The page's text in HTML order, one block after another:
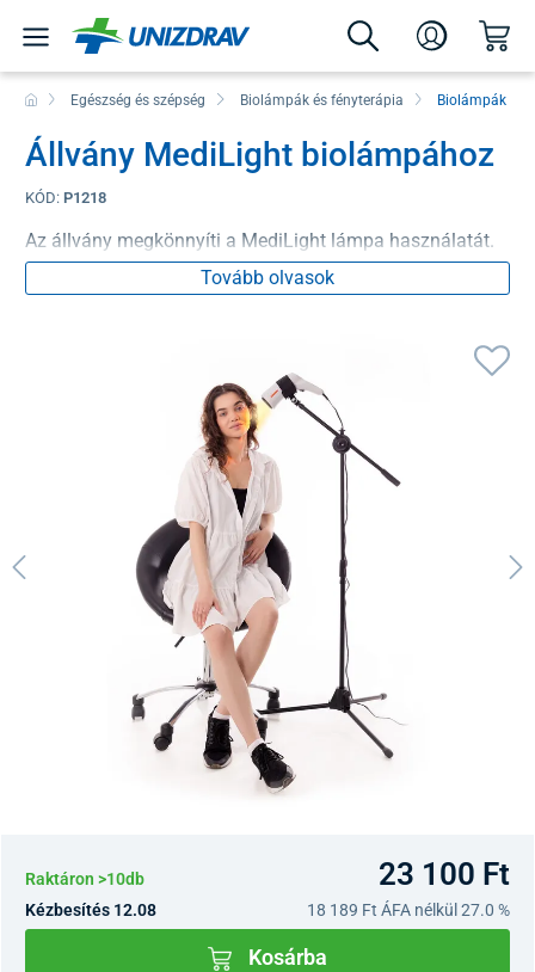
Egészség és szépség Biolámpák és fényterápia Biolámpák
Állvány MediLight biolámpához
KÓD: P1218
Az állvány megkönnyíti a MediLight lámpa használatát.
Tovább olvasok
Raktáron >10db 23 100 Ft
Kézbesítés 12.08 18 189 Ft ÁFA nélkül 27.0 %
Kosárba